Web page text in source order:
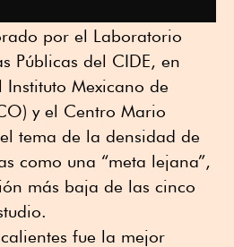
por el Laboratorio
Públicas del CIDE, en
Mexicano de
y el Centro Mario
tema de la densidad de
como una “meta lejana”,
más baja de las cinco
fue la mejor